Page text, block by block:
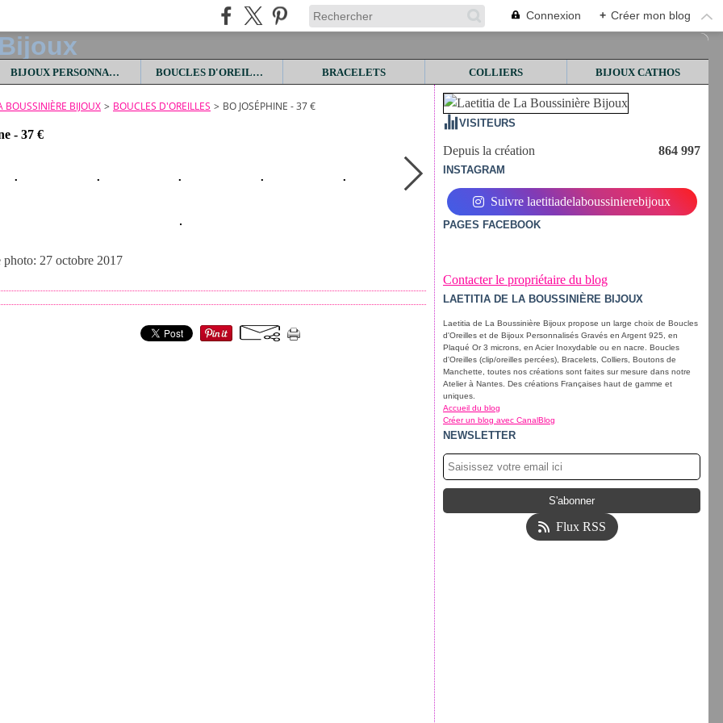
Connexion + Créer mon blog
BIJOUX PERSONNALISES BOUCLES D'OREILLES BRACELETS COLLIERS BIJOUX CATHOS
BOUSSINIÈRE BIJOUX > BOUCLES D'OREILLES > BO JOSÉPHINE - 37 €
- 37 €
photo: 27 octobre 2017
VISITEURS
Depuis la création 864 997
INSTAGRAM
Suivre laetitiadelaboussinierebijoux
PAGES FACEBOOK
Contacter le propriétaire du blog
LAETITIA DE LA BOUSSINIÈRE BIJOUX
Laetitia de La Boussinière Bijoux propose un large choix de Boucles
d'Oreilles et de Bijoux Personnalisés Gravés en Argent 925, en
Plaqué Or 3 microns, en Acier Inoxydable ou en nacre. Boucles
d'Oreilles (clip/oreilles percées), Bracelets, Colliers, Boutons de
Manchette, toutes nos créations sont faites sur mesure dans notre
Atelier à Nantes. Des créations Françaises haut de gamme et
uniques.
Accueil du blog
Créer un blog avec CanalBlog
NEWSLETTER
Flux RSS